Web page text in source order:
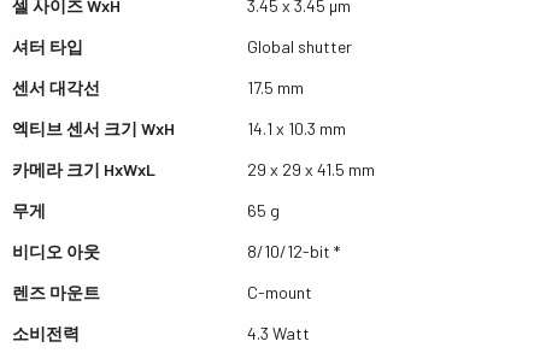
셀 사이즈 WxH
3.45 x 3.45 µm
셔터 타입
Global shutter
센서 대각선
17.5 mm
엑티브 센서 크기 WxH
14.1 x 10.3 mm
카메라 크기 HxWxL
29 x 29 x 41.5 mm
무게
65 g
비디오 아웃
8/10/12-bit *
렌즈 마운트
C-mount
소비전력
4.3 Watt